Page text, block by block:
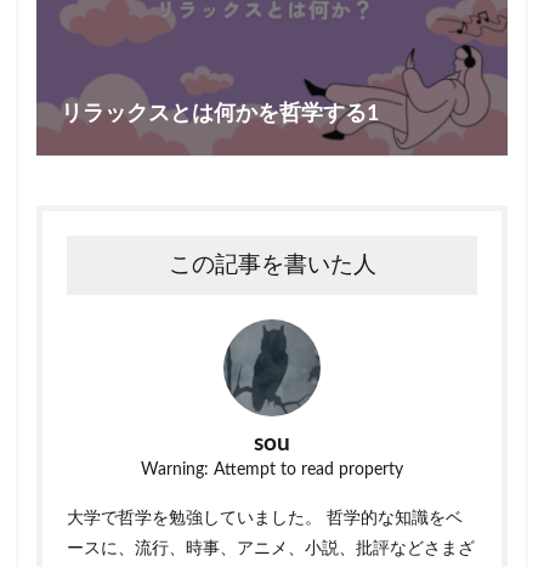
リラックスとは何かを哲学する1
この記事を書いた人
sou
Warning: Attempt to read property
大学で哲学を勉強していました。 哲学的な知識をベ
ースに、流行、時事、アニメ、小説、批評などさまざ